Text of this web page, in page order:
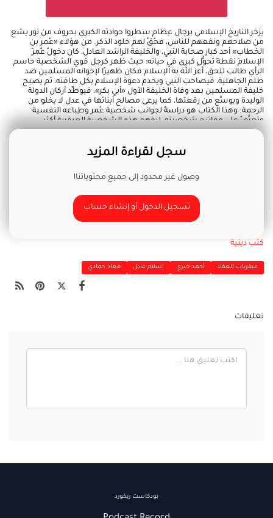
يزخر التاريخ الإسلامي برجال عِظام سطروا حوادثه الكبرى بحروف من نور يشع
من صلاحهم ونفعهم للناس، فحُقَّ لهم خلود الذكر. من هؤلاء «عُمر بن
الخطاب» أحد كبار صحابة النبي، والخليفة الراشد العادل، كان دخولُ عُمرَ
الإسلامَ نقطةَ تحوُّلٍ كبرى في حياته؛ حيث ظهر كرجل قوي الشخصية حاسم
الرأي طالب للحق، أعز الله به الإسلام فكان ظهيرًا لإخوانه المسلمين ضد
ظلم الجاهلية، فيصاحب النبي ويخدم دعوة الإسلام بكل طاقته، ثم يصبح
خليفة المسلمين بعد وفاة الخليفة الأول «أبي بكر»، فيوطِّد أركان الدولة
الوليدة ويوسِّع من رقعتها، كما يرعى مصالح أبنائها في عدل لا يخلو من
الرحمة. وهذا الكتاب هو دراسةٌ لجوانب شخصية عُمر وطِباعه النفسية
وتعرُّفٌ على مفاتيح شخصيته، لنفهم هذه الشخصية العبقرية أكثر.
سجل لقراءة المزيد
وصول غير محدود إلى جميع محتوياتنا!
تسجيل الدخول أو إنشاء حساب
كتب دينية
عبقريات العقاد أحمد خيري إسلام عادل معاذ حمادي
تعليقات
بودكاست ريكورد